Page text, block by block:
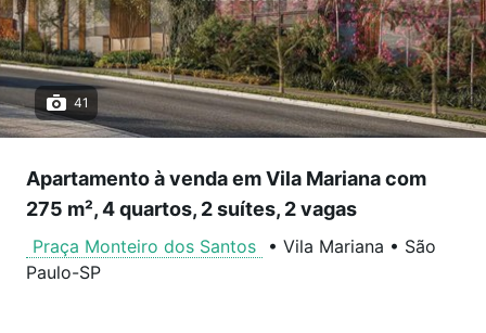
41
Apartamento à venda em Vila Mariana com
275 m², 4 quartos, 2 suítes, 2 vagas
Praça Monteiro dos Santos • Vila Mariana • São
Paulo-SP